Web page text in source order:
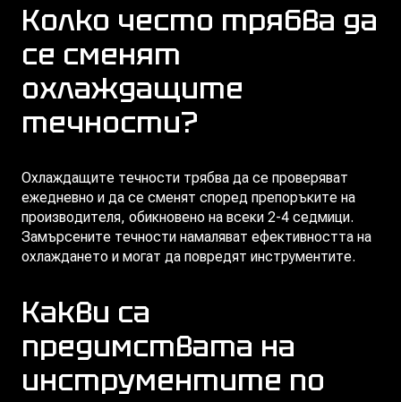
Колко често трябва да
се сменят
охлаждащите
течности?
Охлаждащите течности трябва да се проверяват
ежедневно и да се сменят според препоръките на
производителя, обикновено на всеки 2-4 седмици.
Замърсените течности намаляват ефективността на
охлаждането и могат да повредят инструментите.
Какви са
предимствата на
инструментите по